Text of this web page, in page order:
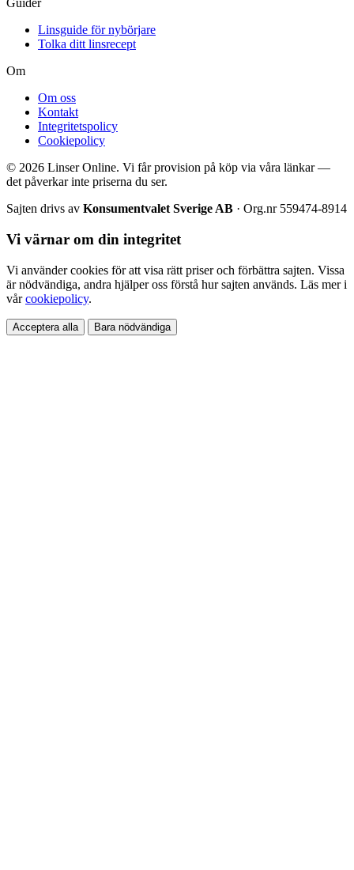
Guider
Linsguide för nybörjare
Tolka ditt linsrecept
Om
Om oss
Kontakt
Integritetspolicy
Cookiepolicy
© 2026 Linser Online. Vi får provision på köp via våra länkar —
det påverkar inte priserna du ser.
Sajten drivs av Konsumentvalet Sverige AB · Org.nr 559474-8914
Vi värnar om din integritet
Vi använder cookies för att visa rätt priser och förbättra sajten. Vissa
är nödvändiga, andra hjälper oss förstå hur sajten används. Läs mer i
vårcookiepolicy.
Acceptera alla Bara nödvändiga